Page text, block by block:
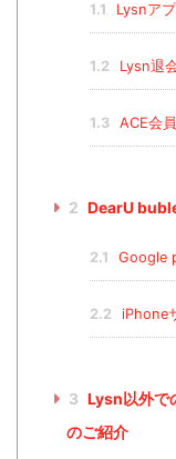
1.1 Lysnア
1.2 Lysn退
1.3 ACE会
2 DearU
2.1 Google
2.2 iPhone
3 Lysn以外で
のご紹介